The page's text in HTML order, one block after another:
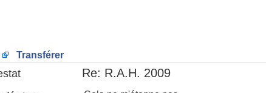
Transférer
Re: R.A.H. 2009